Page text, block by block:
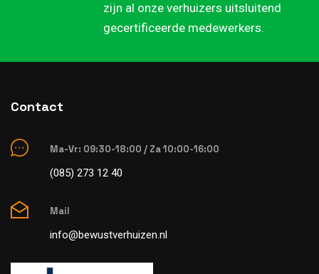
zijn al onze verhuizers uitsluitend
gecertificeerde medewerkers.
Contact
Ma-Vr: 09:30-18:00 / Za 10:00-16:00
(085) 273 12 40
Mail
info@bewustverhuizen.nl